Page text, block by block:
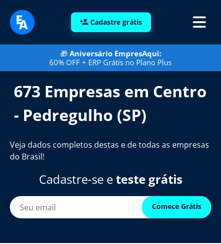
Cadastre grátis
🎁 Aniversário EmpresAqui:
60% OFF + ERP Grátis no Plano Plus
673 Empresas em Centro
- Pedregulho (SP)
Veja dados completos destas e de todas as empresas
do Brasil!
Cadastre-se eteste grátis
Comece Grátis